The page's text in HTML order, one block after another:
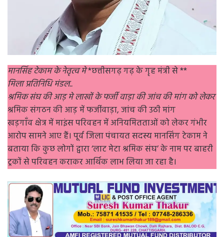
मानसिंह टेकाम के नेतृत्व मे*छत्तीसगढ़ गढ़ के गृह मंत्री से **
मिला प्रतिनिधि मंडल..
श्रमिक संघ की आड़ मे लाखों के फर्जी वाड़ा की जांच की मांग को लेकर
श्रमिक संगठन की आड़ में फर्जीवाड़ा, जांच की उठी मांग
खड़गाँव क्षेत्र में माइंस परिवहन में अनियमितताओं को लेकर गंभीर
आरोप सामने आए हैं। पूर्व जिला पंचायत सदस्य मानसिंग टेकाम ने
बताया कि कुछ लोगों द्वारा ‘लाट मेटा श्रमिक संघ’ के नाम पर बाहरी
ट्रकों से परिवहन कराकर आर्थिक लाभ लिया जा रहा है।